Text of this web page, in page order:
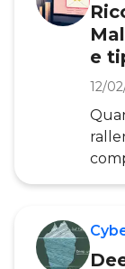
e
12/
e-